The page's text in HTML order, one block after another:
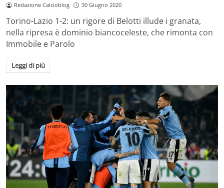
Redazione Calcioblog 30 Giugno 2020
Torino-Lazio 1-2: un rigore di Belotti illude i granata,
nella ripresa è dominio biancoceleste, che rimonta con
Immobile e Parolo
Leggi di più